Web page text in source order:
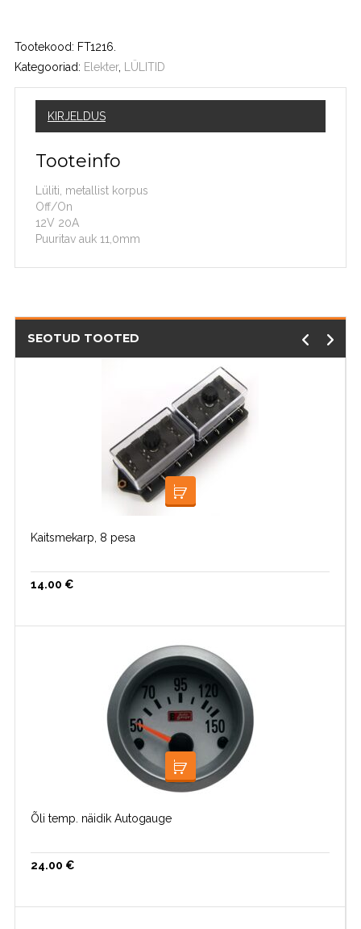
Tootekood: FT1216
Kategooriad: Elekter, LÜLITID
KIRJELDUS
Tooteinfo
Lüliti, metallist korpus
Off/On
12V 20A
Puuritav auk 11,0mm
SEOTUD TOOTED
LISA KORVI
Kaitsmekarp, 8 pesa
14.00 €
LOE EDASI
Õli temp. näidik Autogauge
24.00 €